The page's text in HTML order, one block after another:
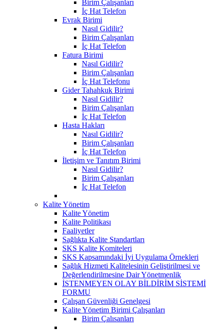
Birim Çalışanları
İç Hat Telefon
Evrak Birimi
Nasıl Gidilir?
Birim Çalışanları
İç Hat Telefon
Fatura Birimi
Nasıl Gidilir?
Birim Çalışanları
İç Hat Telefonu
Gider Tahahkuk Birimi
Nasıl Gidilir?
Birim Çalışanları
İç Hat Telefon
Hasta Hakları
Nasıl Gidilir?
Birim Çalışanları
İç Hat Telefon
İletişim ve Tanıtım Birimi
Nasıl Gidilir?
Birim Çalışanları
İç Hat Telefon
Kalite Yönetim
Kalite Yönetim
Kalite Politikası
Faaliyetler
Sağlıkta Kalite Standartları
SKS Kalite Komiteleri
SKS Kapsamındaki İyi Uygulama Örnekleri
Sağlık Hizmeti Kalitelesinin Geliştirilmesi ve
Değerlendirilmesine Dair Yönetmenlik
İSTENMEYEN OLAY BİLDİRİM SİSTEMİ
FORMU
Çalışan Güvenliği Genelgesi
Kalite Yönetim Birimi Çalışanları
Birim Çalısanları